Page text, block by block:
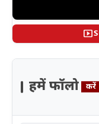
smart_display
हमें फॉलो करें